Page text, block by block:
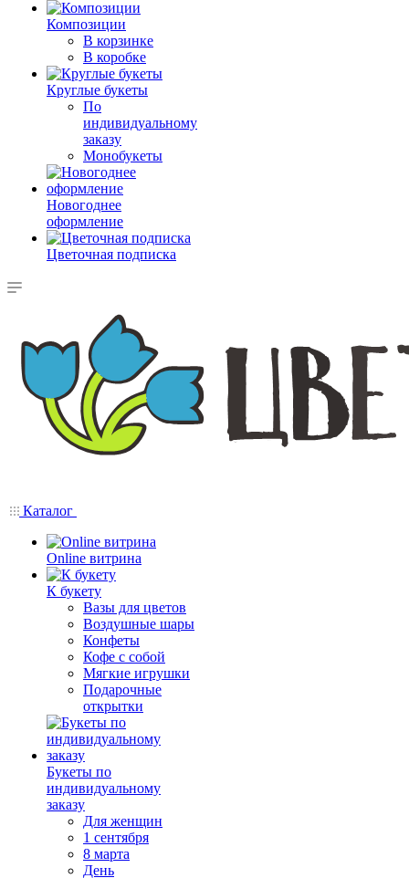
Композиции
В корзинке
В коробке
Круглые букеты
По
индивидуальному
заказу
Монобукеты
Новогоднее
оформление
Цветочная подписка
Каталог
Online витрина
К букету
Вазы для цветов
Воздушные шары
Конфеты
Кофе с собой
Мягкие игрушки
Подарочные
открытки
Букеты по
индивидуальному
заказу
Для женщин
1 сентября
8 марта
День